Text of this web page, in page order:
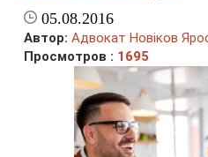
05.08.2016
Автор: Адвокат Новіков
Просмотров : 1695